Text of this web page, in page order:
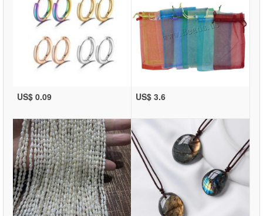
US$ 0.09 US$ 3.6